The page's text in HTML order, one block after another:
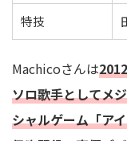
特技
Machicoさんは
ソロ歌手としてメ
シャルゲーム「ア